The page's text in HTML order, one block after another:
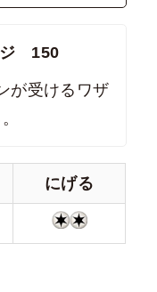
ジ 150
が受けるワザ
にげる